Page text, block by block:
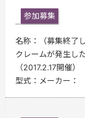
参加募集
名称：
（募集終
クレームが発生し
（2017.2.17開催）
型式： メーカー：